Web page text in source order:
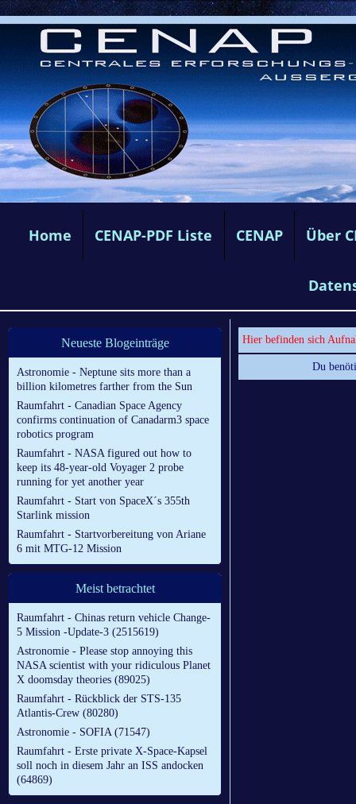
Home CENAP-PDF Liste CENAP Über
Neueste Blogeinträge
Astronomie - Neptune sits more than a
billion kilometres farther from the Sun
Raumfahrt - Canadian Space Agency
confirms continuation of Canadarm3 space
robotics program
Raumfahrt - NASA figured out how to
keep its 48-year-old Voyager 2 probe
running for yet another year
Raumfahrt - Start von SpaceX´s 355th
Starlink mission
Raumfahrt - Startvorbereitung von Ariane
6 mit MTG-12 Mission
Meist betrachtet
Raumfahrt - Chinas return vehicle Change-
5 Mission -Update-3 (2515619)
Astronomie - Please stop annoying this
NASA scientist with your ridiculous Planet
X doomsday theories (89025)
Raumfahrt - Rückblick der STS-135
Atlantis-Crew (80280)
Astronomie - SOFIA (71547)
Raumfahrt - Erste private X-Space-Kapsel
soll noch in diesem Jahr an ISS andocken
(64869)
Hier befinden sich
Du